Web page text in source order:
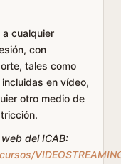
cualquier
con
tales como
en vídeo,
otro medio de
del ICAB: